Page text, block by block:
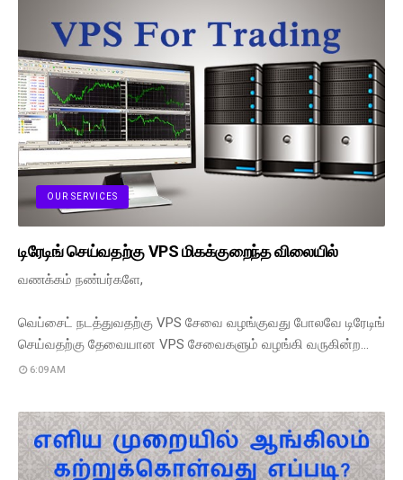
OUR SERVICES
டிரேடிங் செய்வதற்கு VPS மிகக்குறைந்த விலையில்
வணக்கம் நண்பர்களே,
வெப்சைட் நடத்துவதற்கு VPS சேவை வழங்குவது போலவே டிரேடிங்
செய்வதற்கு தேவையான VPS சேவைகளும் வழங்கி வருகின்ற…
6:09 AM